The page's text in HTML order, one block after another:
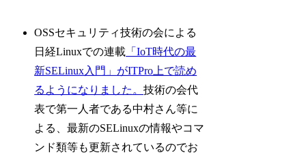
OSSセキュリティ技術の会による
日経Linuxでの連載 「IoT時代の最
新SELinux入門」がITPro上で読め
るようになりました。技術の会代
表で第一人者である中村さん等に
よる、最新のSELinuxの情報やコマ
ンド類等も更新されているのでお